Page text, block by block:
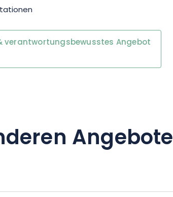
verantwortungsbewusstes Angebot
Angebote